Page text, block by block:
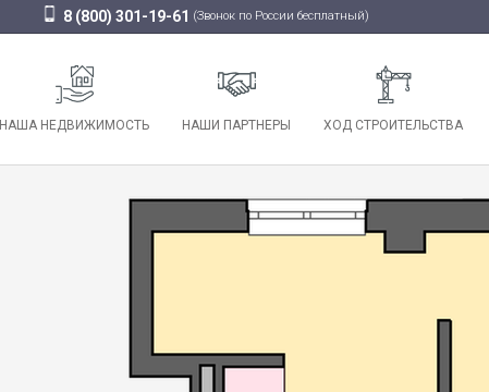
8 (800) 301-19-61 (Звонок по России бесплатный)
НАША НЕДВИЖИМОСТЬ НАШИ ПАРТНЕРЫ ХОД СТРОИТЕЛЬСТВА